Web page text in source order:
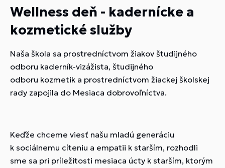
Wellness deň - kadernícke a
kozmetické služby
Naša škola sa prostredníctvom žiakov študijného
odboru kaderník-vizážista, študijného
odboru kozmetik a prostredníctvom žiackej školskej
rady zapojila do Mesiaca dobrovoľníctva.
Keďže chceme viesť našu mladú generáciu
k sociálnemu cíteniu a empatii k starším, rozhodli
sme sa pri príležitosti mesiaca úcty k starším, ktorým